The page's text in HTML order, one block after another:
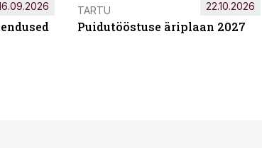
TARTU
Puidutööstuse äriplaan 2027
22.10.2026